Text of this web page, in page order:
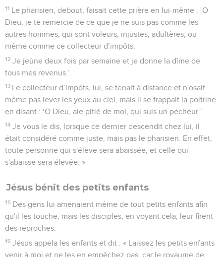
11 Le pharisien, debout, faisait cette prière en lui-même : ‘O
Dieu, je te remercie de ce que je ne suis pas comme les
autres hommes, qui sont voleurs, injustes, adultères, ou
même comme ce collecteur d’impôts.
12 Je jeûne deux fois par semaine et je donne la dîme de
tous mes revenus.’
13 Le collecteur d’impôts, lui, se tenait à distance et n'osait
même pas lever les yeux au ciel, mais il se frappait la poitrine
en disant : ‘O Dieu, aie pitié de moi, qui suis un pécheur.’
14 Je vous le dis, lorsque ce dernier descendit chez lui, il
était considéré comme juste, mais pas le pharisien. En effet,
toute personne qui s'élève sera abaissée, et celle qui
s'abaisse sera élevée. »
Jésus bénit des petits enfants
15 Des gens lui amenaient même de tout petits enfants afin
qu'il les touche, mais les disciples, en voyant cela, leur firent
des reproches.
16 Jésus appela les enfants et dit : « Laissez les petits enfants
venir à moi et ne les en empêchez pas, car le royaume de